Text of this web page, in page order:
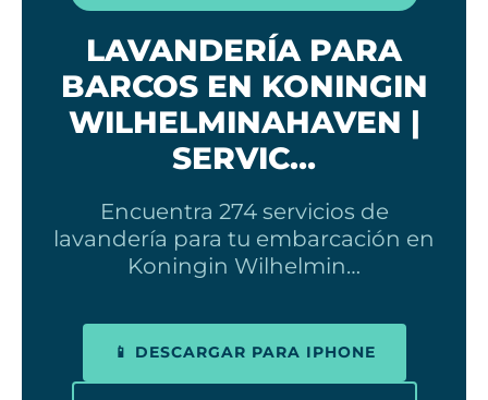
LAVANDERÍA PARA
BARCOS EN KONINGIN
WILHELMINAHAVEN |
SERVIC…
Encuentra 274 servicios de
lavandería para tu embarcación en
Koningin Wilhelmin…
📱 DESCARGAR PARA IPHONE